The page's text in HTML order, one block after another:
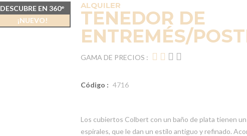
ALQUILER
TENEDOR DE
ENTREMÉS/
GAMA DE PRECIOS :
Código : 4716
Los cubiertos Colbert con un baño de plata tienen
espirales, que le dan un estilo antiguo y refinado.
DESCUBRE EN 360°
¡NUEVO!